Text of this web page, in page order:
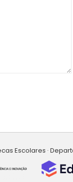
Escolares ·